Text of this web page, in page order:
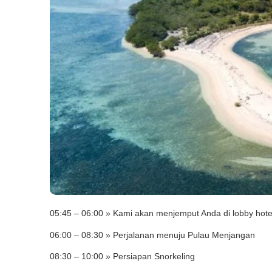
05:45 – 06:00 » Kami akan menjemput Anda di lobby
06:00 – 08:30 » Perjalanan menuju Pulau Menjangan
08:30 – 10:00 » Persiapan Snorkeling